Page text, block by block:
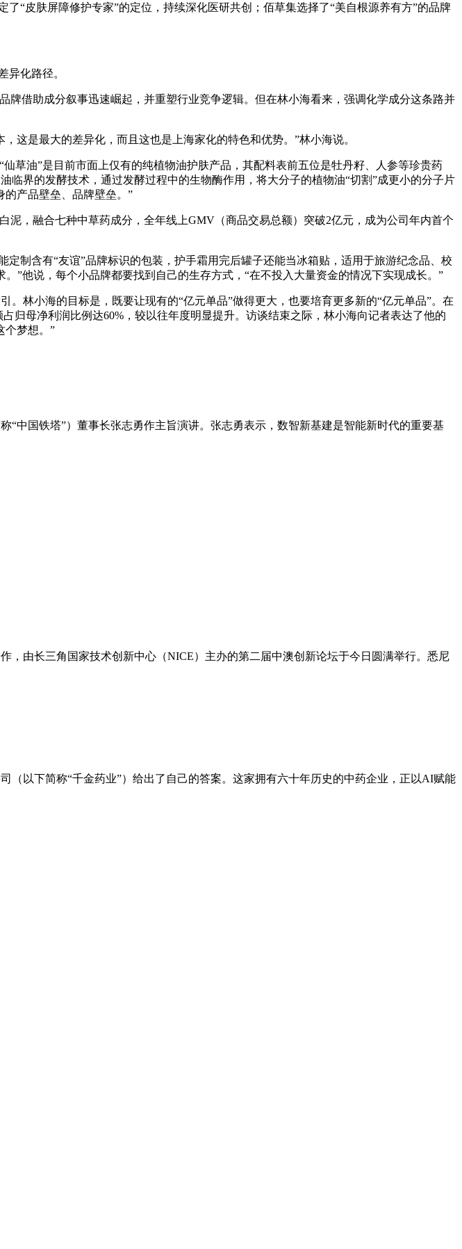
“皮肤屏障修护专家”的定位，持续深化医研共创；佰草集选择了“美自根源养有方”的品牌
异化路径。
借助成分叙事迅速崛起，并重塑行业竞争逻辑。但在林小海看来，强调化学成分这条路并
是最大的差异化，而且这也是上海家化的特色和优势。”林小海说。
草油”是目前市面上仅有的纯植物油护肤产品，其配料表前五位是牡丹籽、人参等珍贵药
界的发酵技术，通过发酵过程中的生物酶作用，将大分子的植物油“切割”成更小的分子片
产品壁垒、品牌壁垒。”
泥，融合七种中草药成分，全年线上GMV（商品交易总额）突破2亿元，成为公司年内首个
制含有“友谊”品牌标识的包装，护手霜用完后罐子还能当冰箱贴，适用于旅游纪念品、校
”他说，每个小品牌都要找到自己的生存方式，“在不投入大量资金的情况下实现成长。”
林小海的目标是，既要让现有的“亿元单品”做得更大，也要培育更多新的“亿元单品”。在
归母净利润比例达60%，较以往年度明显提升。访谈结束之际，林小海向记者表达了他的
个梦想。”
中国铁塔”）董事长张志勇作主旨演讲。张志勇表示，数智新基建是智能新时代的重要基
由长三角国家技术创新中心（NICE）主办的第二届中澳创新论坛于今日圆满举行。悉尼
以下简称“千金药业”）给出了自己的答案。这家拥有六十年历史的中药企业，正以AI赋能